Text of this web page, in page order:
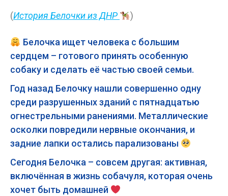
(История Белочки из ДНР )
Белочка ищет человека с большим
сердцем – готового принять особенную
собаку и сделать её частью своей семьи.
Год назад Белочку нашли совершенно одну
среди разрушенных зданий с пятнадцатью
огнестрельными ранениями. Металлические
осколки повредили нервные окончания, и
задние лапки остались парализованы
Сегодня Белочка – совсем другая: активная,
включённая в жизнь собачуля, которая очень
хочет быть домашней